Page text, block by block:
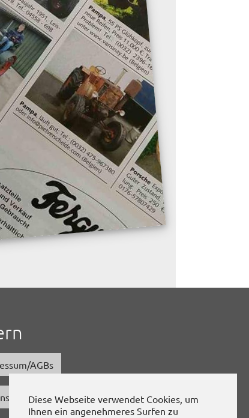
Diese Webseite verwendet Cookies, um
Ihnen ein angenehmeres Surfen zu
AGBs